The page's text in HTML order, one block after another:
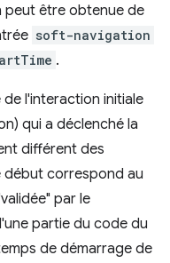
peut être obtenue de
soft-navigation
.
l'interaction initiale
qui a déclenché la
différent des
début correspond au
par le
partie du code du
de démarrage de